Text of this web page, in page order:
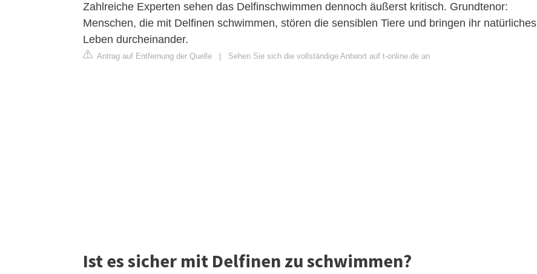
Zahlreiche Experten sehen das Delfinschwimmen dennoch äußerst kritisch. Grundtenor:
Menschen, die mit Delfinen schwimmen, stören die sensiblen Tiere und bringen ihr natürliches
Leben durcheinander.
Antrag auf Entfernung der Quelle Sehen Sie sich die vollständige Antwort auf t-online.de an
Ist es sicher mit Delfinen zu schwimmen?